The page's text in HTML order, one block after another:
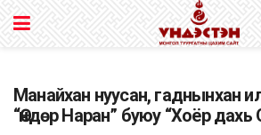
Манайхан нуусан, гаднынхан
“Өндөр Наран” буюу “Хоёр